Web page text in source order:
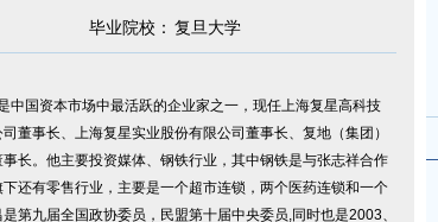
毕业院校： 复旦大学
中国资本市场中最活跃的企业家之一，现任上海复星高科技
司董事长、上海复星实业股份有限公司董事长、复地（集团）
长。他主要投资媒体、钢铁行业，其中钢铁是与张志祥合作
还有零售行业，主要是一个超市连锁，两个医药连锁和一个
第九届全国政协委员，民盟第十届中央委员,同时也是2003、